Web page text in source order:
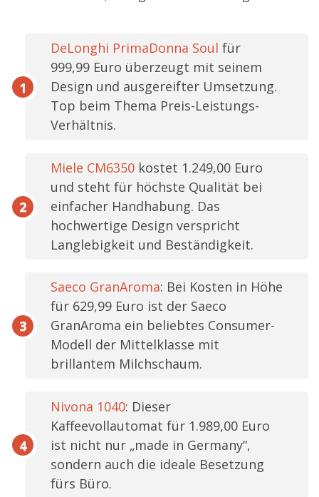
DeLonghi PrimaDonna Soul für
999,99 Euro überzeugt mit seinem
Design und ausgereifter Umsetzung.
Top beim Thema Preis-Leistungs-
Verhältnis.
Miele CM6350 kostet 1.249,00 Euro
und steht für höchste Qualität bei
einfacher Handhabung. Das
hochwertige Design verspricht
Langlebigkeit und Beständigkeit.
Saeco GranAroma: Bei Kosten in Höhe
für 629,99 Euro ist der Saeco
GranAroma ein beliebtes Consumer-
Modell der Mittelklasse mit
brillantem Milchschaum.
Nivona 1040: Dieser
Kaffeevollautomat für 1.989,00 Euro
ist nicht nur „made in Germany“,
sondern auch die ideale Besetzung
fürs Büro.